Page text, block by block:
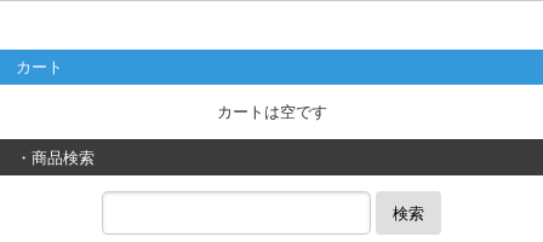
カート
カートは空です
・商品検索
検索